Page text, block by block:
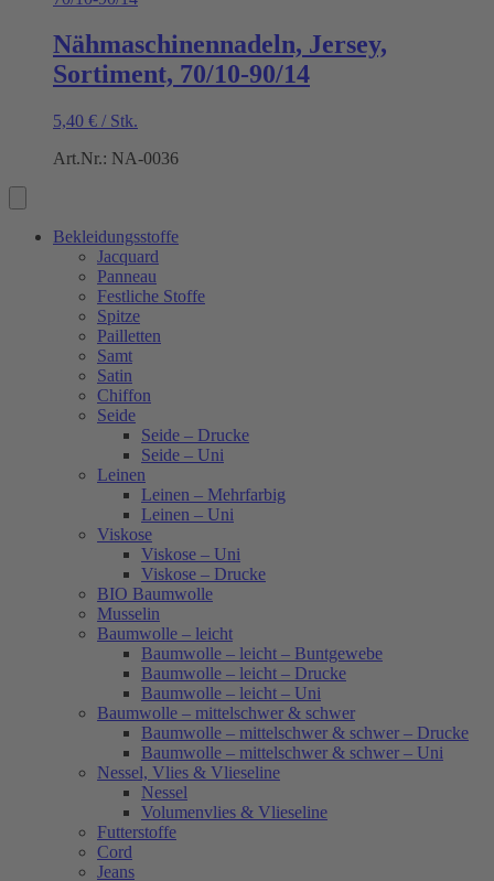
Nähmaschinennadeln, Jersey,
Sortiment, 70/10-90/14
5,40 € / Stk.
Art.Nr.: NA-0036
Bekleidungsstoffe
Jacquard
Panneau
Festliche Stoffe
Spitze
Pailletten
Samt
Satin
Chiffon
Seide
Seide – Drucke
Seide – Uni
Leinen
Leinen – Mehrfarbig
Leinen – Uni
Viskose
Viskose – Uni
Viskose – Drucke
BIO Baumwolle
Musselin
Baumwolle – leicht
Baumwolle – leicht – Buntgewebe
Baumwolle – leicht – Drucke
Baumwolle – leicht – Uni
Baumwolle – mittelschwer & schwer
Baumwolle – mittelschwer & schwer – Drucke
Baumwolle – mittelschwer & schwer – Uni
Nessel, Vlies & Vlieseline
Nessel
Volumenvlies & Vlieseline
Futterstoffe
Cord
Jeans